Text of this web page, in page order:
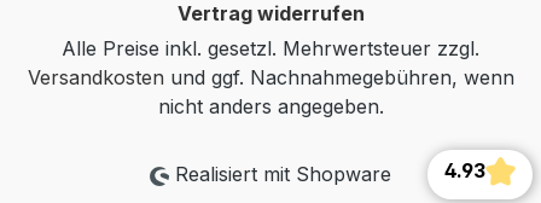
Vertrag widerrufen
Alle Preise inkl. gesetzl. Mehrwertsteuer zzgl.
Versandkosten und ggf. Nachnahmegebühren, wenn
nicht anders angegeben.
Realisiert mit Shopware
4.93